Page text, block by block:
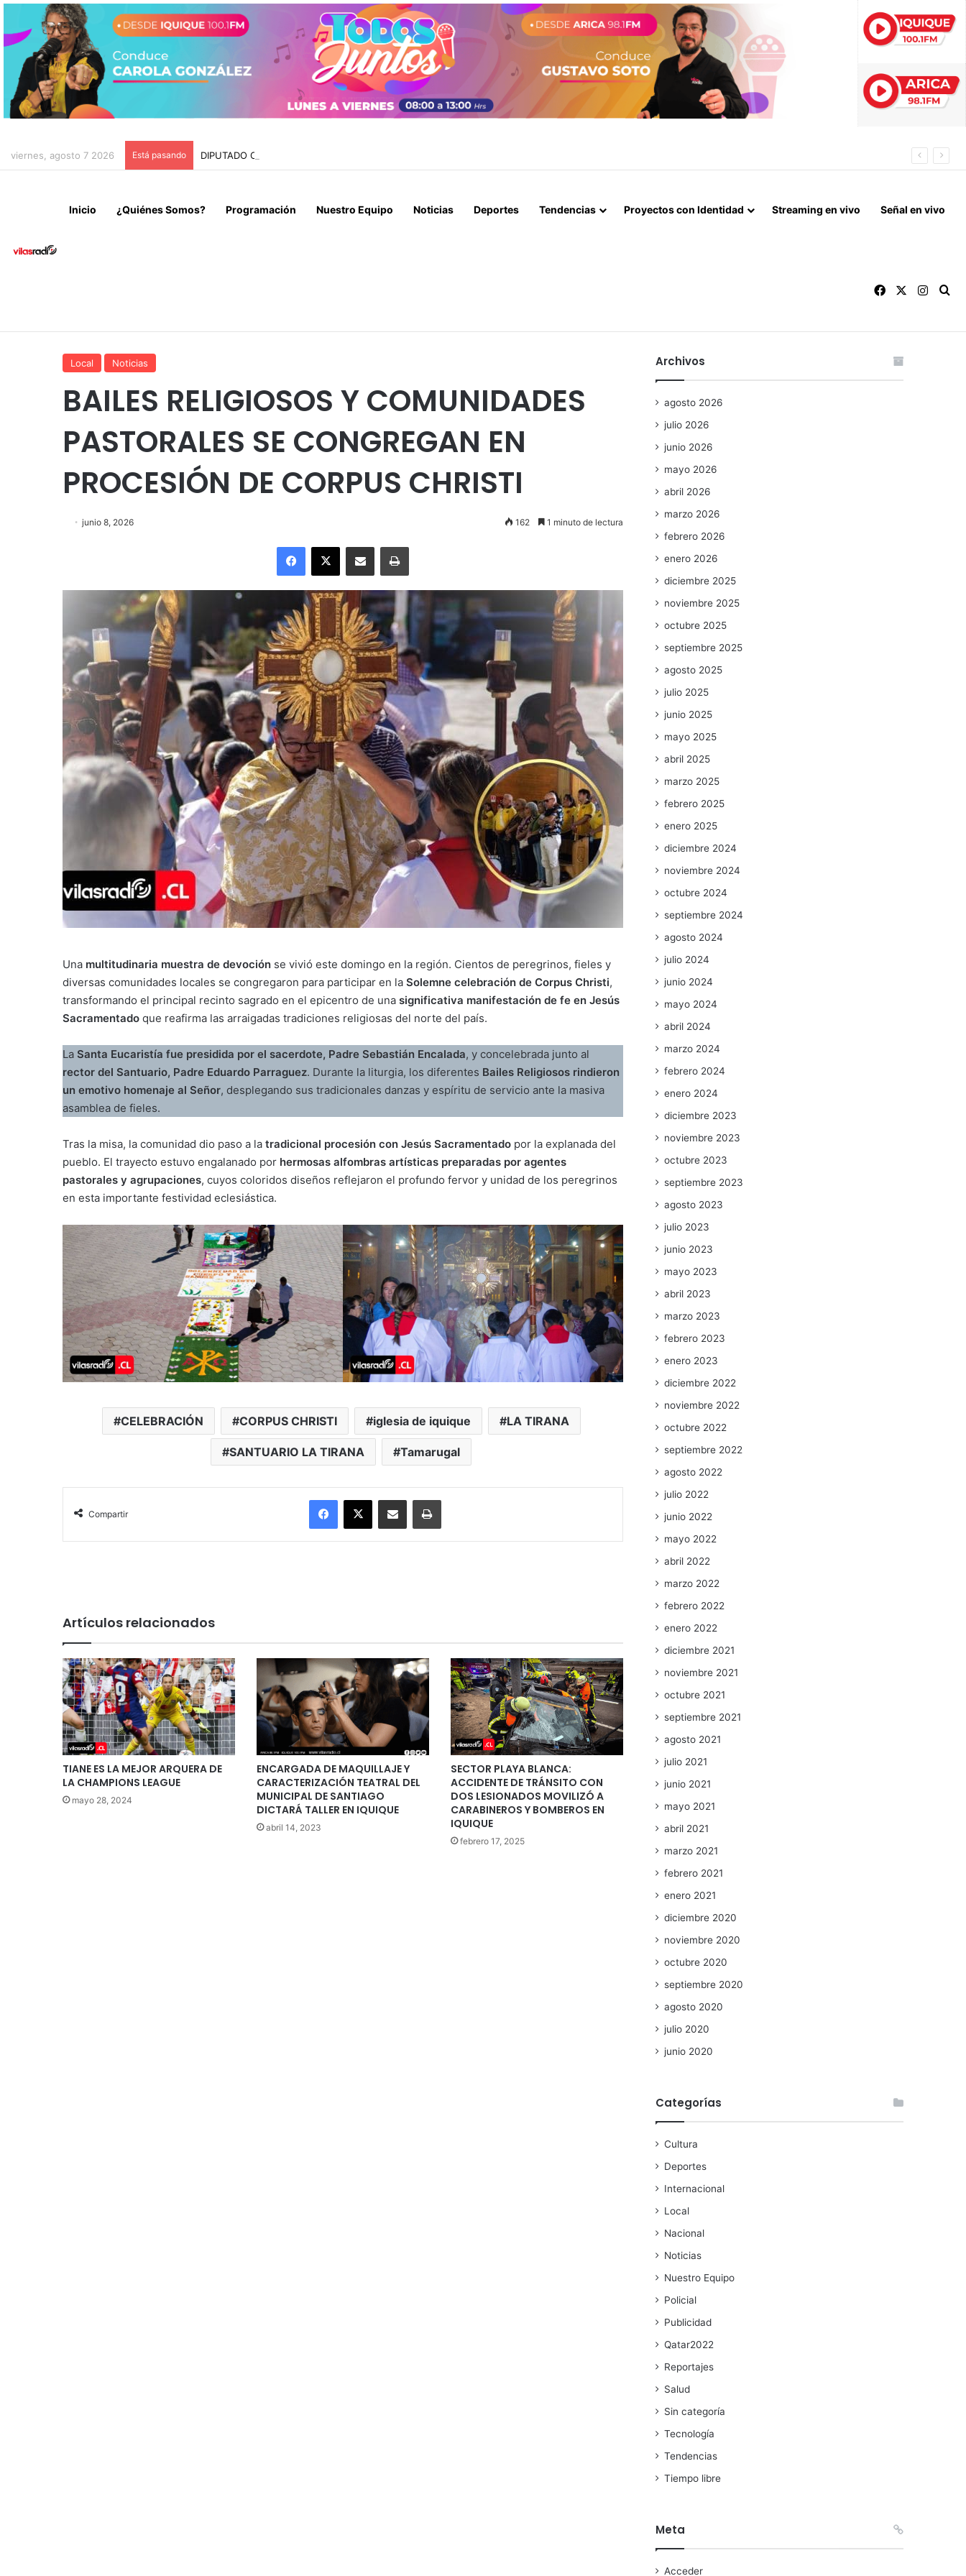
viernes, agosto 7 2026 Está pasando DIPUTADO CARVAJAL INSISTIÓ ANTE EL PRESIDENTE, PERO EL 10 DE AGOSTO NO SERÁ FERIADO ESTE AÑO
Inicio ¿Quiénes Somos? Programación Nuestro Equipo Noticias Deportes Tendencias Proyectos con Identidad Streaming en vivo Señal en vivo
Facebook
Local Noticias
BAILES RELIGIOSOS Y COMUNIDADES
PASTORALES SE CONGREGAN EN
PROCESIÓN DE CORPUS CHRISTI
junio 8, 2026 162 1 minuto de lectura
Facebook
X Enviar vía email Imprimir
Una multitudinaria muestra de devoción se vivió este domingo en la región. Cientos de peregrinos, fieles y
diversas comunidades locales se congregaron para participar en la Solemne celebración de Corpus Christi,
transformando el principal recinto sagrado en el epicentro de una significativa manifestación de fe en Jesús
Sacramentado que reafirma las arraigadas tradiciones religiosas del norte del país.
La Santa Eucaristía fue presidida por el sacerdote, Padre Sebastián Encalada, y concelebrada junto al
rector del Santuario, Padre Eduardo Parraguez. Durante la liturgia, los diferentes Bailes Religiosos rindieron
un emotivo homenaje al Señor, desplegando sus tradicionales danzas y espíritu de servicio ante la masiva
asamblea de fieles.
Tras la misa, la comunidad dio paso a la tradicional procesión con Jesús Sacramentado por la explanada del
pueblo. El trayecto estuvo engalanado por hermosas alfombras artísticas preparadas por agentes
pastorales y agrupaciones, cuyos coloridos diseños reflejaron el profundo fervor y unidad de los peregrinos
en esta importante festividad eclesiástica.
CELEBRACIÓN CORPUS CHRISTI iglesia de iquique LA TIRANA
SANTUARIO LA TIRANA Tamarugal
Compartir
Facebook
X Enviar vía email Imprimir
Artículos relacionados
TIANE ES LA MEJOR ARQUERA DE
LA CHAMPIONS LEAGUE
mayo 28, 2024
ENCARGADA DE MAQUILLAJE Y
CARACTERIZACIÓN TEATRAL DEL
MUNICIPAL DE SANTIAGO
DICTARÁ TALLER EN IQUIQUE
abril 14, 2023
SECTOR PLAYA BLANCA:
ACCIDENTE DE TRÁNSITO CON
DOS LESIONADOS MOVILIZÓ A
CARABINEROS Y BOMBEROS EN
IQUIQUE
febrero 17, 2025
Archivos
agosto 2026
julio 2026
junio 2026
mayo 2026
abril 2026
marzo 2026
febrero 2026
enero 2026
diciembre 2025
noviembre 2025
octubre 2025
septiembre 2025
agosto 2025
julio 2025
junio 2025
mayo 2025
abril 2025
marzo 2025
febrero 2025
enero 2025
diciembre 2024
noviembre 2024
octubre 2024
septiembre 2024
agosto 2024
julio 2024
junio 2024
mayo 2024
abril 2024
marzo 2024
febrero 2024
enero 2024
diciembre 2023
noviembre 2023
octubre 2023
septiembre 2023
agosto 2023
julio 2023
junio 2023
mayo 2023
abril 2023
marzo 2023
febrero 2023
enero 2023
diciembre 2022
noviembre 2022
octubre 2022
septiembre 2022
agosto 2022
julio 2022
junio 2022
mayo 2022
abril 2022
marzo 2022
febrero 2022
enero 2022
diciembre 2021
noviembre 2021
octubre 2021
septiembre 2021
agosto 2021
julio 2021
junio 2021
mayo 2021
abril 2021
marzo 2021
febrero 2021
enero 2021
diciembre 2020
noviembre 2020
octubre 2020
septiembre 2020
agosto 2020
julio 2020
junio 2020
Categorías
Cultura
Deportes
Internacional
Local
Nacional
Noticias
Nuestro Equipo
Policial
Publicidad
Qatar2022
Reportajes
Salud
Sin categoría
Tecnología
Tendencias
Tiempo libre
Meta
Acceder